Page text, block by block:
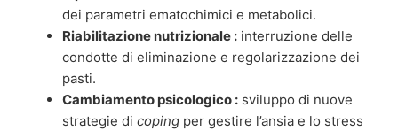
dei parametri ematochimici e metabolici.
Riabilitazione nutrizionale : interruzione delle
condotte di eliminazione e regolarizzazione dei
pasti.
Cambiamento psicologico : sviluppo di nuove
strategie di coping per gestire l’ansia e lo stress